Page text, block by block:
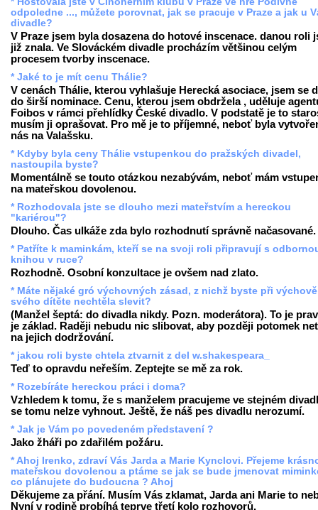
odpoledne ..., můžete porovnat, jak se pracuje v Praze a jak u
divadle?
V Praze jsem byla dosazena do hotové inscenace. danou roli
již znala. Ve Slováckém divadle procházím většinou celým
procesem tvorby inscenace.
* Jaké to je mít cenu Thálie?
V cenách Thálie, kterou vyhlašuje Herecká asociace, jsem se
do širší nominace. Cenu, kterou jsem obdržela , uděluje
Foibos v rámci přehlídky České divadlo. V podstatě je to
musím ji oprašovat. Pro mě je to příjemné, neboť byla
nás na Valašsku.
* Kdyby byla ceny Thálie vstupenkou do pražských divadel,
nastoupila byste?
Momentálně se touto otázkou nezabývám, neboť mám
na mateřskou dovolenou.
* Rozhodovala jste se dlouho mezi mateřstvím a hereckou
"kariérou"?
Dlouho. Čas ulkáže zda bylo rozhodnutí správně načasované.
* Patříte k maminkám, kteří se na svoji roli připravují s
knihou v ruce?
Rozhodně. Osobní konzultace je ovšem nad zlato.
* Máte nějaké gró výchovných zásad, z nichž byste při výchově
svého dítěte nechtěla slevit?
(Manžel šeptá: do divadla nikdy. Pozn. moderátora). To je
je základ. Raději nebudu nic slibovat, aby později potomek
na jejich dodržování.
* jakou roli byste chtela ztvarnit z del w.shakespeara_
Teď to opravdu neřeším. Zeptejte se mě za rok.
* Rozebíráte hereckou práci i doma?
Vzhledem k tomu, že s manželem pracujeme ve stejném
se tomu nelze vyhnout. Ještě, že náš pes divadlu nerozumí.
* Jak je Vám po povedeném představení ?
Jako žháři po zdařilém požáru.
* Ahoj Irenko, zdraví Vás Jarda a Marie Kynclovi. Přejeme
mateřskou dovolenou a ptáme se jak se bude jmenovat
co plánujete do budoucna ? Ahoj
Děkujeme za přání. Musím Vás zklamat, Jarda ani Marie to
Nyní v rodině probíhá teprve třetí kolo rozhovorů.